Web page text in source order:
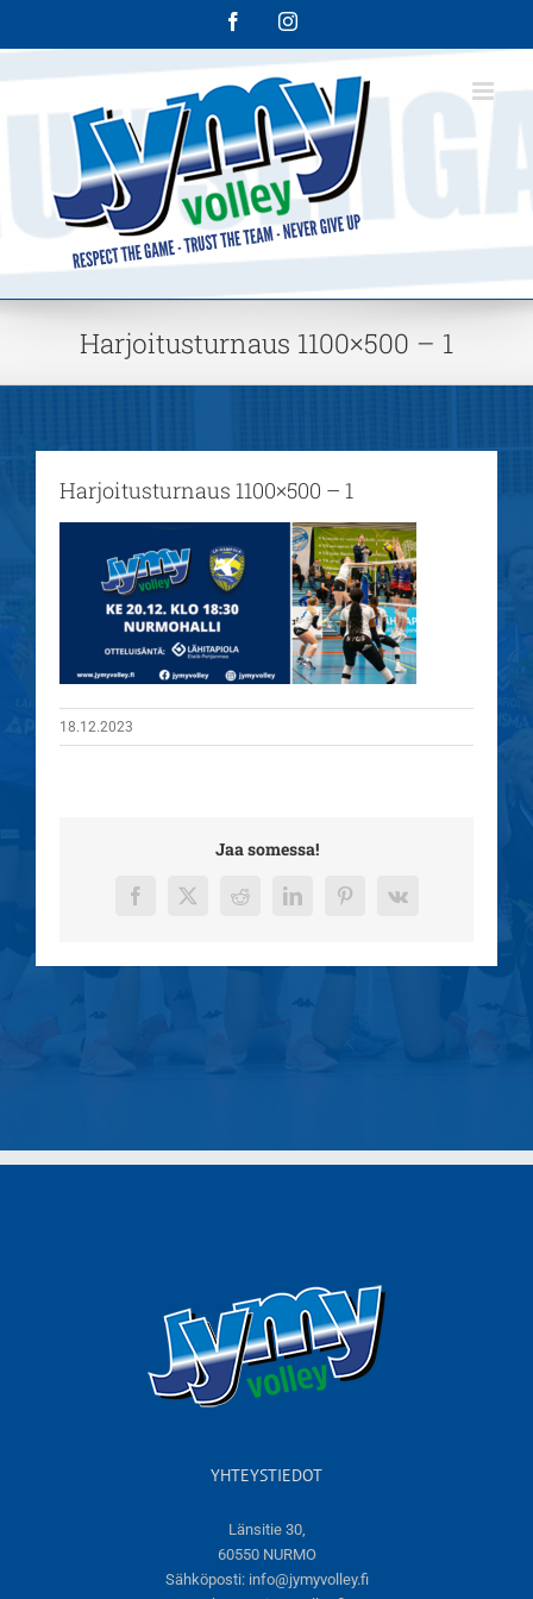
FacebookInstagram
Harjoitusturnaus 1100×500 – 1
Harjoitusturnaus 1100×500 – 1
18.12.2023
Jaa somessa!
Facebook
X RedditLinkedInPinterest
Vk
YHTEYSTIEDOT
Länsitie 30,
60550 NURMO
Sähköposti: info@jymyvolley.fi